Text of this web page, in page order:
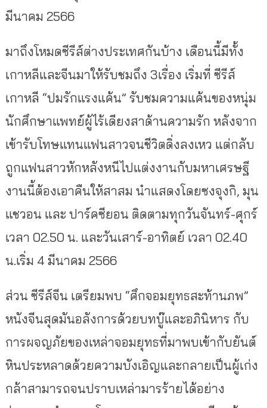
มีนาคม 2566
มาถึงโหมดซีรีส์ต่างประเทศกันบ้าง เดือนนี้มีทั้ง
เกาหลีและจีนมาให้รับชมถึง 3เรื่อง เริ่มที่ ซีรีส์
เกาหลี “ปมรักแรงแค้น” รับชมความแค้นของหนุ่ม
นักศึกษาแพทย์ผู้ไร้เดียงสาด้านความรัก หลังจาก
เข้ารับโทษแทนแฟนสาวจนชีวิตดิ่งลงเหว แต่กลับ
ถูกแฟนสาวหักหลังหนีไปแต่งงานกับมหาเศรษฐี
งานนี้ต้องเอาคืนให้สาสม นำแสดงโดยซงจุงกิ, มุน
แชวอน และ ปาร์คซียอน ติดตามทุกวันจันทร์-ศุกร์
เวลา 02.50 น. และวันเสาร์-อาทิตย์ เวลา 02.40
น.เริ่ม 4 มีนาคม 2566
ส่วน ซีรีส์จีน เตรียมพบ “ศึกจอมยุทธสะท้านภพ”
หนังจีนสุดมันอลังการด้วยบทบู๊และอภินิหาร กับ
การผจญภัยของเหล่าจอมยุทธที่มาพบเข้ากับยันต์
หินประหลาดด้วยความบังเอิญและกลายเป็นผู้เก่ง
กล้าสามารถจนปราบเหล่ามารร้ายได้อย่าง